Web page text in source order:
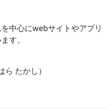
中心にwebサイトやアプリ
す。
ら たかし）